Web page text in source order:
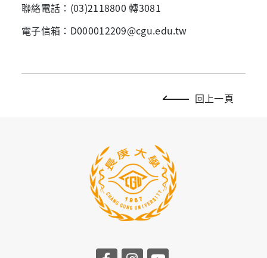
聯絡電話：(03)2118800 轉3081
電子信箱：D000012209@cgu.edu.tw
回上一頁